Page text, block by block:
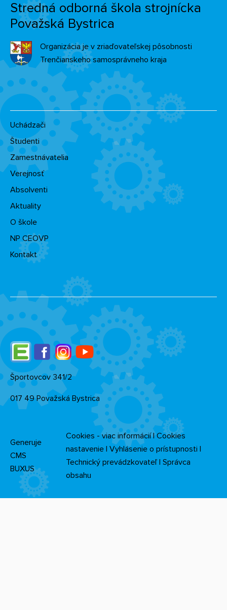
Stredná odborná škola strojnícka
Považská Bystrica
Organizácia je v zriaďovateľskej pôsobnosti
Trenčianskeho samosprávneho kraja
Uchádzači
Študenti
Zamestnávatelia
Verejnosť
Absolventi
Aktuality
O škole
NP CEOVP
Kontakt
EdupageFacebookInstagramYouTube
Športovcov 341/2
017 49 Považská Bystrica
Generuje
CMS
BUXUS
Cookies - viac informácií|Cookies
nastavenie | Vyhlásenie o prístupnosti |
Technický prevádzkovateľ | Správca
obsahu